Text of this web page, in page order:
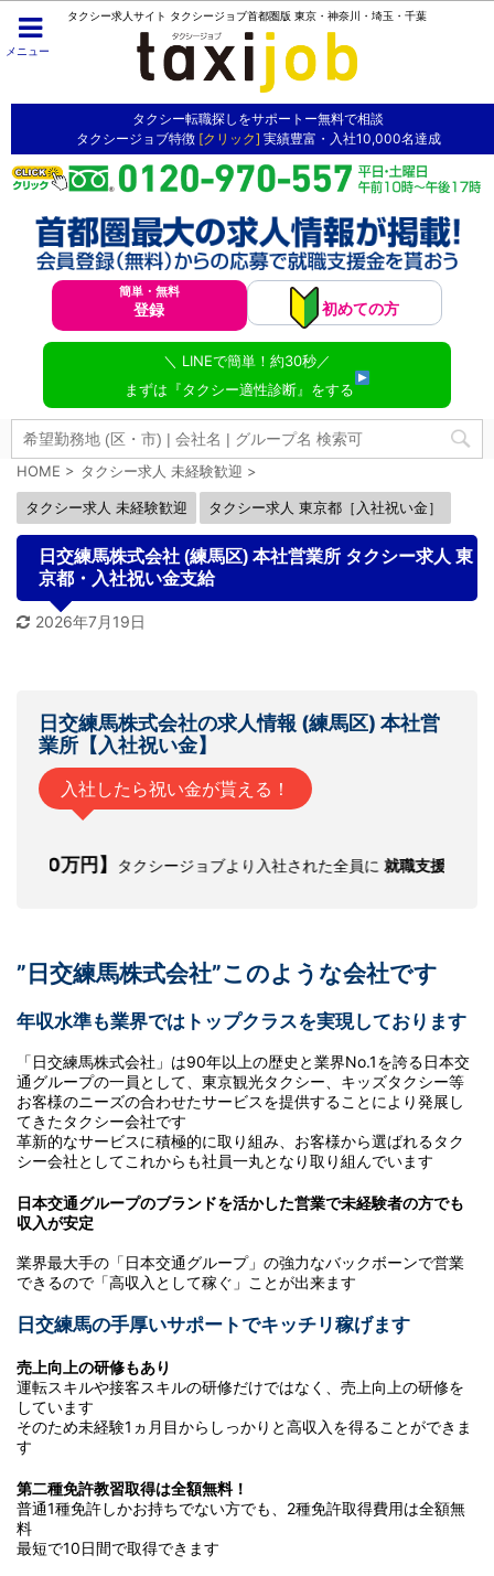
メニュー
タクシー求人サイト タクシージョブ首都圏版 東京・神奈川・埼玉・千葉
タクシー転職探しをサポートー無料で相談
タクシージョブ特徴 [クリック] 実績豊富・入社10,000名達成
簡単・無料
登録 初めての方
＼ LINEで簡単！約30秒／
まずは『タクシー適性診断』をする
HOME > タクシー求人 未経験歓迎 >
タクシー求人 未経験歓迎 タクシー求人 東京都［入社祝い金］
日交練馬株式会社 (練馬区) 本社営業所 タクシー求人 東
京都・入社祝い金支給
2026年7月19日
日交練馬株式会社の求人情報 (練馬区) 本社営
業所【入社祝い金】
入社したら祝い金が貰える！
円】タクシージョブより入社された全員に就職支援金(面接・研修
”日交練馬株式会社”このような会社です
年収水準も業界ではトップクラスを実現しております
「日交練馬株式会社」は90年以上の歴史と業界No.1を誇る日本交
通グループの一員として、東京観光タクシー、キッズタクシー等
お客様のニーズの合わせたサービスを提供することにより発展し
てきたタクシー会社です
革新的なサービスに積極的に取り組み、お客様から選ばれるタク
シー会社としてこれからも社員一丸となり取り組んでいます
日本交通グループのブランドを活かした営業で未経験者の方でも
収入が安定
業界最大手の「日本交通グループ」の強力なバックボーンで営業
できるので「高収入として稼ぐ」ことが出来ます
日交練馬の手厚いサポートでキッチリ稼げます
売上向上の研修もあり
運転スキルや接客スキルの研修だけではなく、売上向上の研修を
しています
そのため未経験1ヵ月目からしっかりと高収入を得ることができま
す
第二種免許教習取得は全額無料！
普通1種免許しかお持ちでない方でも、2種免許取得費用は全額無
料
最短で10日間で取得できます